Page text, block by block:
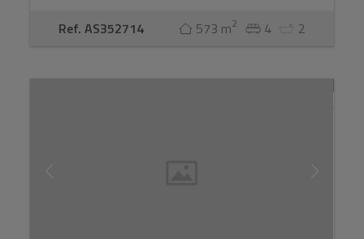
Ref. AS352714 573 m2 4 2